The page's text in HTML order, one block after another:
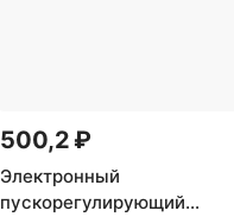
500,2 ₽
Электронный
пускорегулирующий